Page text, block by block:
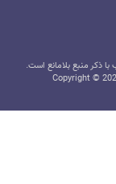
ذکر منبع بلامانع است.
Copyright ©